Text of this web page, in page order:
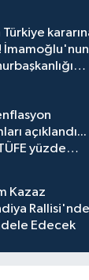
İmamoğlu'nun
mahkemeye
açıklandı...
yüzde
Kazaz
Rallisi'nde
Edecek